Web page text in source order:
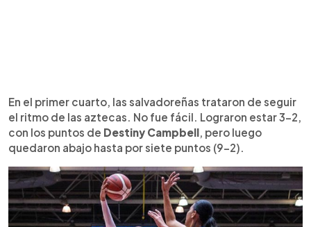
En el primer cuarto, las salvadoreñas trataron de seguir
el ritmo de las aztecas. No fue fácil. Lograron estar 3-2,
con los puntos de Destiny Campbell , pero luego
quedaron abajo hasta por siete puntos (9-2).